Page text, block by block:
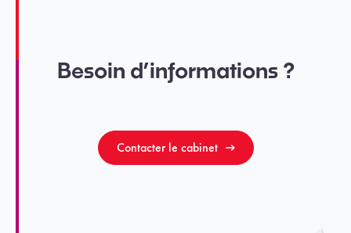
Besoin d’informations ?
Contacter le cabinet